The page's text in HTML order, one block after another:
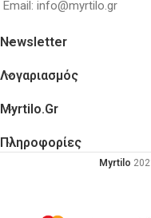
Email: info@myrtilo.gr
Newsletter
Λογαριασμός
Myrtilo.gr
Πληροφορίες
Myrtilo